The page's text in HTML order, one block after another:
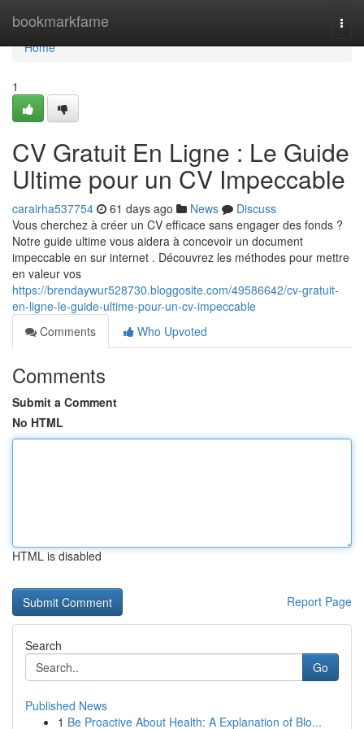
bookmarkfame
Home
Home
1
CV Gratuit En Ligne : Le Guide
Ultime pour un CV Impeccable
carairha537754 61 days ago News
Discuss
Vous cherchez à créer un CV efficace sans engager des fonds ?
Notre guide ultime vous aidera à concevoir un document
impeccable en sur internet . Découvrez les méthodes pour mettre
en valeur vos
https://brendaywur528730.bloggosite.com/49586642/cv-gratuit-
en-ligne-le-guide-ultime-pour-un-cv-impeccable
Comments
Who Upvoted
Comments
Submit a Comment
No HTML
HTML is disabled
Report Page
Search
Go
Published News
1 Be Proactive About Health: A Explanation of Blo...